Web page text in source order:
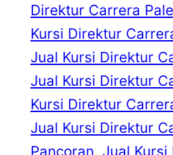
Direktur Carrera
Kursi Direktur
Jual Kursi Direktur
Jual Kursi Direktur
Kursi Direktur
Jual Kursi Direktur
Pancoran, Jual